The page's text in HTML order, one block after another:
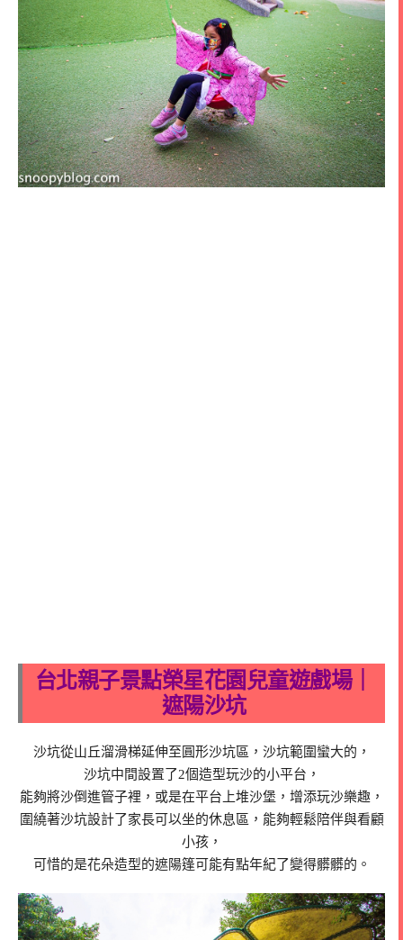
台北親子景點榮星花園兒童遊戲場｜
遮陽沙坑
沙坑從山丘溜滑梯延伸至圓形沙坑區，沙坑範圍蠻大的，
沙坑中間設置了2個造型玩沙的小平台，
能夠將沙倒進管子裡，或是在平台上堆沙堡，增添玩沙樂趣，
圍繞著沙坑設計了家長可以坐的休息區，能夠輕鬆陪伴與看顧
小孩，
可惜的是花朵造型的遮陽篷可能有點年紀了變得髒髒的。